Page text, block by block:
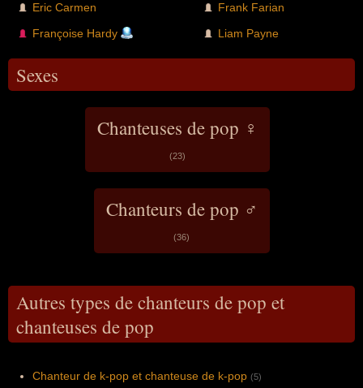
Eric Carmen
Françoise Hardy
Frank Farian
Liam Payne
Sexes
Chanteuses de pop ♀
(23)
Chanteurs de pop ♂
(36)
Autres types de chanteurs de pop et
chanteuses de pop
Chanteur de k-pop et chanteuse de k-pop (5)